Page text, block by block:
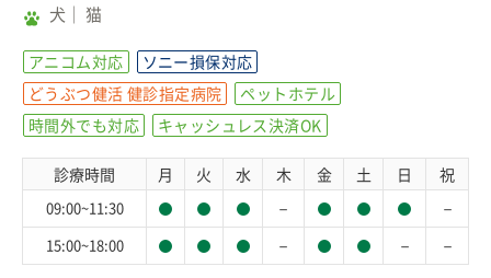
犬 猫
アニコム対応
ソニー損保対応
どうぶつ健活 健診指定病院
ペットホテル
時間外でも対応
キャッシュレス決済OK
診療時間 月 火 水 木 金 土 日 祝
09:00~11:30 － －
15:00~18:00 － － －